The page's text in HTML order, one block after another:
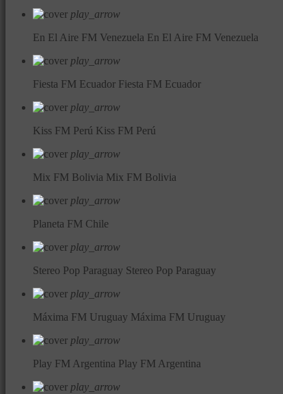
play_arrow
En El Aire FM Venezuela En El Aire FM Venezuela
play_arrow
Fiesta FM Ecuador Fiesta FM Ecuador
play_arrow
Kiss FM Perú Kiss FM Perú
play_arrow
Mix FM Bolivia Mix FM Bolivia
play_arrow
Planeta FM Chile
play_arrow
Stereo Pop Paraguay Stereo Pop Paraguay
play_arrow
Máxima FM Uruguay Máxima FM Uruguay
play_arrow
Play FM Argentina Play FM Argentina
play_arrow